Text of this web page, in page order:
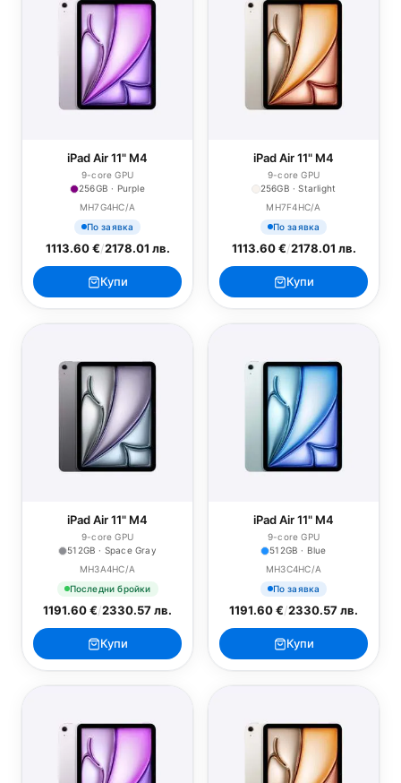
iPad Air 11" M4
9-core GPU
256GB · Purple
MH7G4HC/A
По заявка
1113.60 €/2178.01 лв.
Купи
iPad Air 11" M4
9-core GPU
256GB · Starlight
MH7F4HC/A
По заявка
1113.60 €/2178.01 лв.
Купи
iPad Air 11" M4
9-core GPU
512GB · Space Gray
MH3A4HC/A
Последни бройки
1191.60 €/2330.57 лв.
Купи
iPad Air 11" M4
9-core GPU
512GB · Blue
MH3C4HC/A
По заявка
1191.60 €/2330.57 лв.
Купи